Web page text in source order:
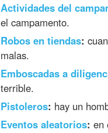
Actividades del
el campamento.
Robos en tiendas:
malas.
Emboscadas a
terrible.
Pistoleros: hay un
Eventos aleatorios: en